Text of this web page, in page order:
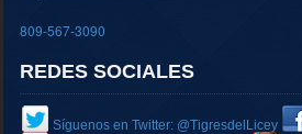
809-567-3090
REDES SOCIALES
Síguenos en Twitter: @TigresdelLicey